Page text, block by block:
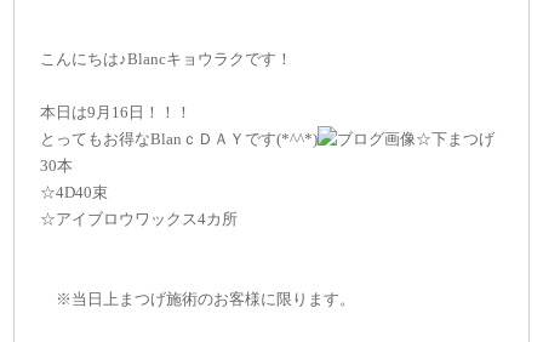
こんにちは♪Blancキョウラクです！
本日は9月16日！！！
とってもお得なBlanｃＤＡＹです(*^^*)
☆下まつげ
30本
☆4D40束
☆アイブロウワックス4カ所
※当日上まつげ施術のお客様に限ります。